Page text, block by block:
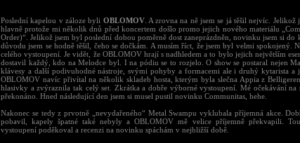
Poslední kapelou v záloze byli OBLOMOV. A zrovna na ně jsem se já těšil nejvíc. Jelikož
hlavně protože mi několik dnů před koncertem došlo promo jejich nového materiálu
Order)“. Jelikož jsem byl poslední dobou poměrně dost zaneprázdněn, novinku jsem si do
důvodu jsem se hodně těšil, čeho se dočkám. A musím říct, že jsem byl velmi spokojený.
celého vystoupení. Je vidět, že OBLOMOV hrají s nadhledem a to bylo jejich největším
dostavil každý, kdo na Melodce byl. I na pódiu se to rozjelo. O show se postaral nejen
klávesy a další podivuhodné nástroje, svými pohyby a formacemi ale i druhý kytarista a
OBLOMOV navíc přivítal na několik skladeb hosta, kterým byla slečna Appia z
hlasivky a zvýraznila tak celý set. Zkrátka a dobře výborné vystoupení. Mé očekávání na
překonáno. Hned následující den jsem si musel pustil novinku Communitas, hehe.
Nakonec se tedy z prvotně „nevydařeného“ Metal Swampu vyklubala příjemná akce.
pobavil, kapely špatné také nebyly a OBLOMOV mě velice příjemně překvapili.
vystoupení poděkoval a recenzi na novinku spáchám v nejbližší době.